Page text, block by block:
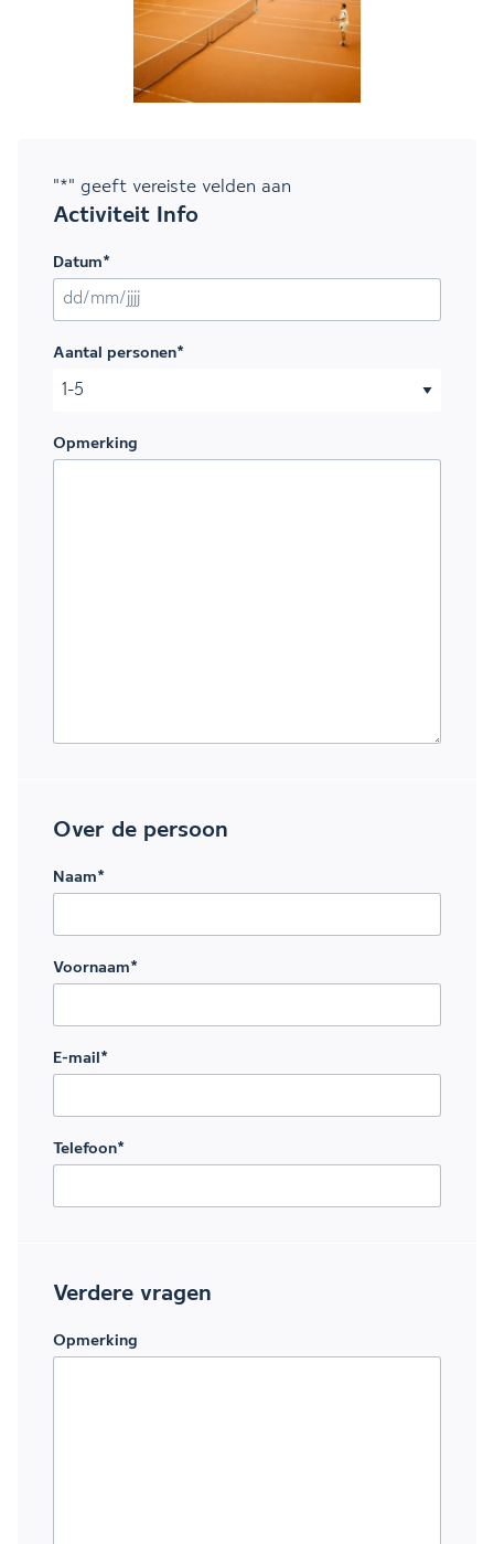
"*" geeft vereiste velden aan
Activiteit Info
Datum*
DD slash MM slash JJJJ
Aantal personen*
Opmerking
Over de persoon
Naam*
Voornaam*
E-mail *
Telefoon*
Verdere vragen
Opmerking